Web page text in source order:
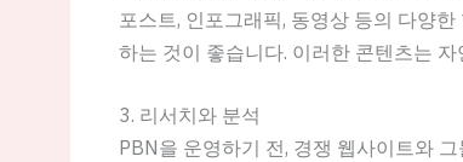
포스트, 인포그래픽, 동영상 등의 다양
하는 것이 좋습니다. 이러한 콘텐츠는
3. 리서치와 분석
PBN을 운영하기 전, 경쟁 웹사이트와